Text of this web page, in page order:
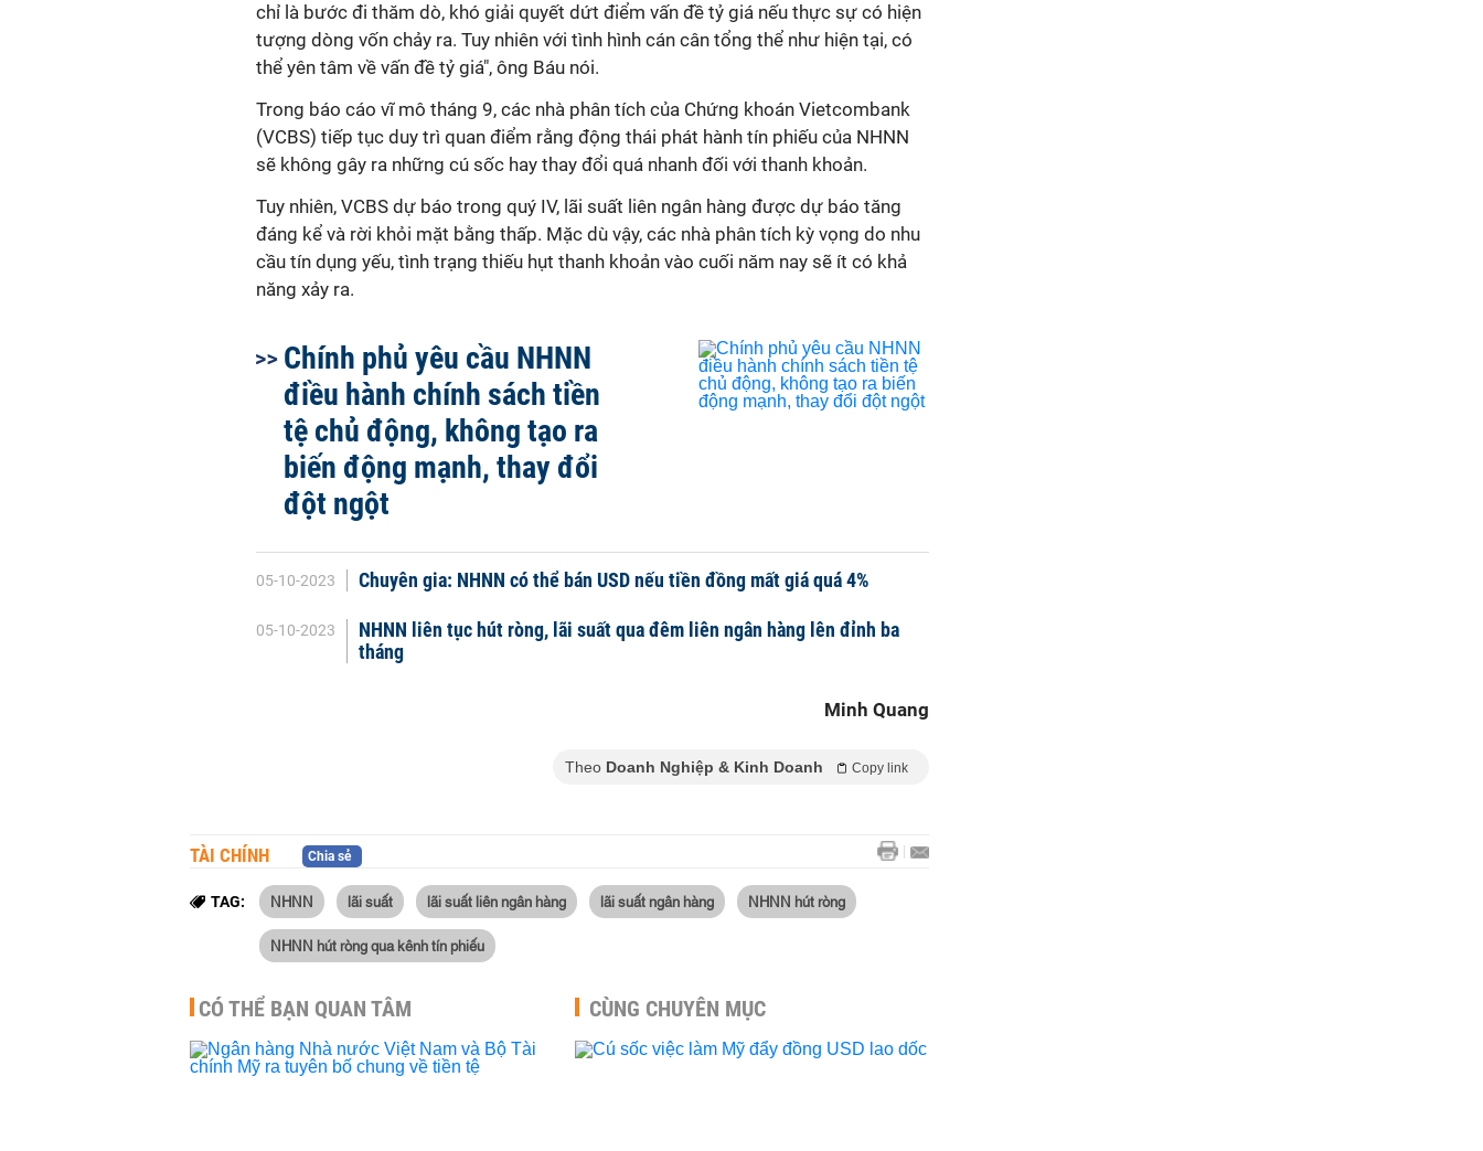
chỉ là bước đi thăm dò, khó giải quyết dứt điểm vấn đề tỷ giá nếu thực sự có hiện
tượng dòng vốn chảy ra. Tuy nhiên với tình hình cán cân tổng thể như hiện tại, có
thể yên tâm về vấn đề tỷ giá", ông Báu nói.
Trong báo cáo vĩ mô tháng 9, các nhà phân tích của Chứng khoán Vietcombank
(VCBS) tiếp tục duy trì quan điểm rằng động thái phát hành tín phiếu của NHNN
sẽ không gây ra những cú sốc hay thay đổi quá nhanh đối với thanh khoản.
Tuy nhiên, VCBS dự báo trong quý IV, lãi suất liên ngân hàng được dự báo tăng
đáng kể và rời khỏi mặt bằng thấp. Mặc dù vậy, các nhà phân tích kỳ vọng do nhu
cầu tín dụng yếu, tình trạng thiếu hụt thanh khoản vào cuối năm nay sẽ ít có khả
năng xảy ra.
Chính phủ yêu cầu NHNN
điều hành chính sách tiền
tệ chủ động, không tạo ra
biến động mạnh, thay đổi
đột ngột
05-10-2023 Chuyên gia: NHNN có thể bán USD nếu tiền đồng mất giá quá 4%
05-10-2023
NHNN liên tục hút ròng, lãi suất qua đêm liên ngân hàng lên đỉnh ba
tháng
Minh Quang
Theo Doanh Nghiệp & Kinh Doanh Copy link
TÀI CHÍNH Chia sẻ
TAG: NHNN lãi suất lãi suất liên ngân hàng lãi suất ngân hàng NHNN hút ròng
NHNN hút ròng qua kênh tín phiếu
CÓ THỂ BẠN QUAN TÂM CÙNG CHUYÊN MỤC